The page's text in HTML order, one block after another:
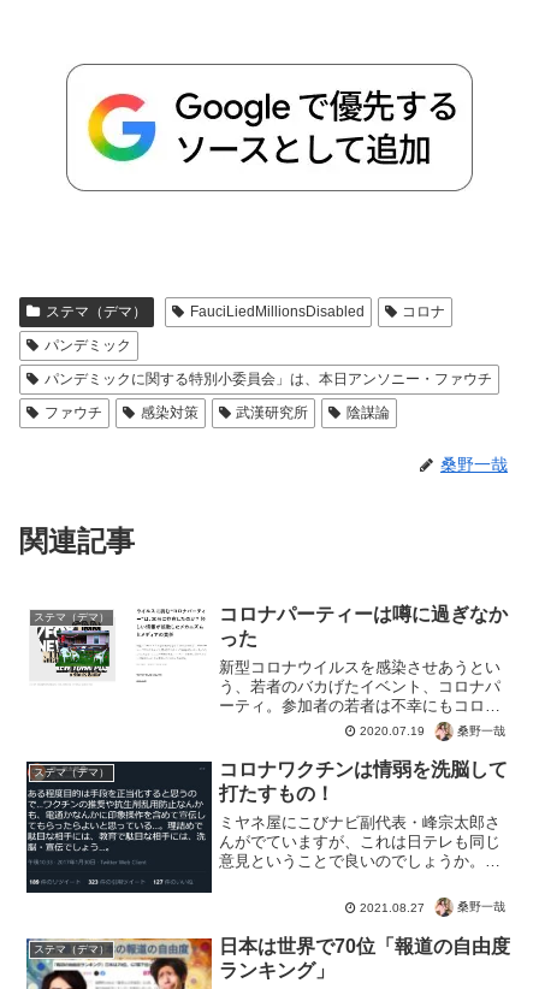
ステマ（デマ） FauciLiedMillionsDisabled
コロナ
パンデミック
パンデミックに関する特別小委員会」は、本日アンソニー・ファウチ
ファウチ
感染対策 武漢研究所 陰謀論
桑野一哉
関連記事
ステマ（デマ）
コロナパーティーは噂に過ぎなか
った
新型コロナウイルスを感染させあうとい
う、若者のバカげたイベント、コロナパ
ーティ。参加者の若者は不幸にもコロナ
に感染して死亡。なくなる寸前には、
「コロナをナメていた」的なセリフを残
したのが数日前。【コロナパーティ】ウ
イルスに挑む“コロナパーテ...
2020.07.19 桑野一哉
ステマ（デマ）
コロナワクチンは情弱を洗脳して
打たすもの！
ミヤネ屋にこびナビ副代表・峰宗太郎さ
んがでていますが、これは日テレも同じ
意見ということで良いのでしょうか。こ
で、注意が必要ですね。洗脳や宣伝では
なく、根拠じゃ事実を提供していただけ
ればと思います。コロナに...
2021.08.27 桑野一哉
ステマ（デマ）
日本は世界で70位「報道の自由度
ランキング」